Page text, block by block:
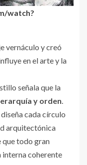
watch?
vernáculo y creó
en el arte y la
señala que la
y orden.
cada círculo
arquitectónica
que todo gran
coherente